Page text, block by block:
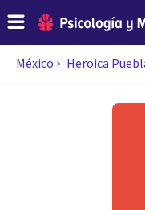
México Heroica